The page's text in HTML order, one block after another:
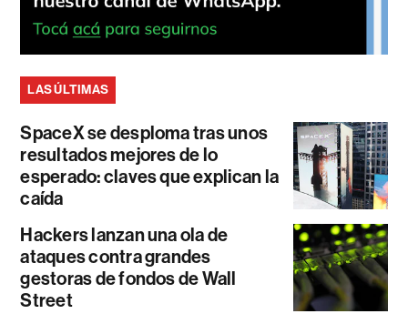
LAS ÚLTIMAS
SpaceX se desploma tras unos
resultados mejores de lo
esperado: claves que explican la
caída
Hackers lanzan una ola de
ataques contra grandes
gestoras de fondos de Wall
Street